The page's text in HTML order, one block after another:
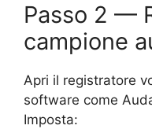
Passo 2 —
campione
Apri il registratore
software come
Imposta: